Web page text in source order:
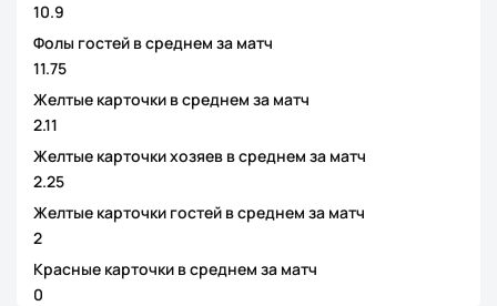
10.9
Фолы гостей в среднем за матч
11.75
Желтые карточки в среднем за матч
2.11
Желтые карточки хозяев в среднем за матч
2.25
Желтые карточки гостей в среднем за матч
2
Красные карточки в среднем за матч
0